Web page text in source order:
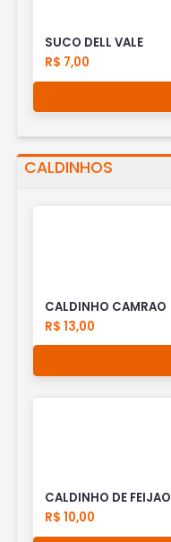
SUCO DELL VALE
R$ 7,00
CALDINHOS
CALDINHO CAMRAO
R$ 13,00
CALDINHO DE FEIJAO
R$ 10,00